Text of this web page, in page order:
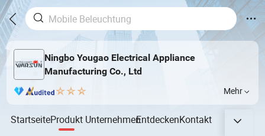
Ningbo Yougao Electrical Appliance
Manufacturing Co., Ltd
Mehr
StartseiteProdukt UnternehmenEntdeckenKontakt